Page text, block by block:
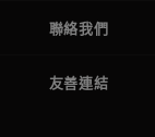
聯絡我們
友善連結